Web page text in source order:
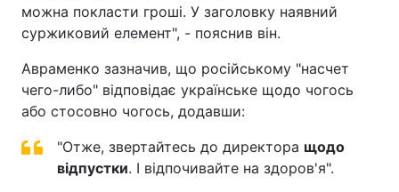
можна покласти гроші. У заголовку наявний
суржиковий елемент", - пояснив він.
Авраменко зазначив, що російському "насчет
чего-либо" відповідає українське щодо чогось
або стосовно чогось, додавши:
"Отже, звертайтесь до директора щодо
відпустки. І відпочивайте на здоров'я".